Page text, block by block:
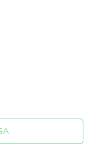
hogy igényes
minél
ébresszünk a
Tradicionálisan